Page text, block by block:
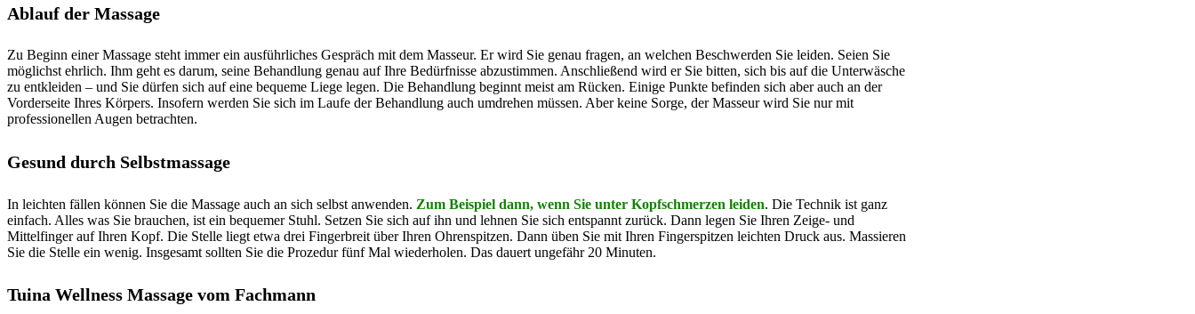
Ablauf der Massage
Zu Beginn einer Massage steht immer ein ausführliches Gespräch mit dem Masseur. Er wird Sie genau fragen, an welchen Beschwerden Sie leiden. Seien Sie
möglichst ehrlich. Ihm geht es darum, seine Behandlung genau auf Ihre Bedürfnisse abzustimmen. Anschließend wird er Sie bitten, sich bis auf die Unterwäsche
zu entkleiden – und Sie dürfen sich auf eine bequeme Liege legen. Die Behandlung beginnt meist am Rücken. Einige Punkte befinden sich aber auch an der
Vorderseite Ihres Körpers. Insofern werden Sie sich im Laufe der Behandlung auch umdrehen müssen. Aber keine Sorge, der Masseur wird Sie nur mit
professionellen Augen betrachten.
Gesund durch Selbstmassage
In leichten fällen können Sie die Massage auch an sich selbst anwenden. Zum Beispiel dann, wenn Sie unter Kopfschmerzen leiden. Die Technik ist ganz
einfach. Alles was Sie brauchen, ist ein bequemer Stuhl. Setzen Sie sich auf ihn und lehnen Sie sich entspannt zurück. Dann legen Sie Ihren Zeige- und
Mittelfinger auf Ihren Kopf. Die Stelle liegt etwa drei Fingerbreit über Ihren Ohrenspitzen. Dann üben Sie mit Ihren Fingerspitzen leichten Druck aus. Massieren
Sie die Stelle ein wenig. Insgesamt sollten Sie die Prozedur fünf Mal wiederholen. Das dauert ungefähr 20 Minuten.
Tuina Wellness Massage vom Fachmann